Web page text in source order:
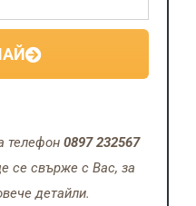
телефон 0897 232567
се свърже с Вас, за
детайли.